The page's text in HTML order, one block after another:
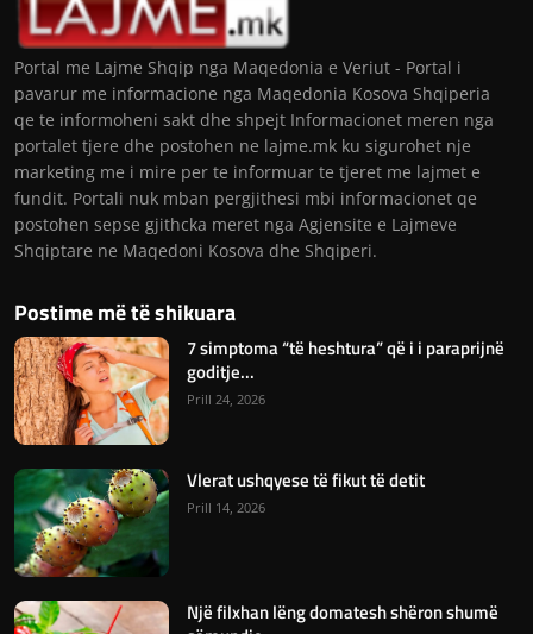
Portal me Lajme Shqip nga Maqedonia e Veriut - Portal i
pavarur me informacione nga Maqedonia Kosova Shqiperia
qe te informoheni sakt dhe shpejt Informacionet meren nga
portalet tjere dhe postohen ne lajme.mk ku sigurohet nje
marketing me i mire per te informuar te tjeret me lajmet e
fundit. Portali nuk mban pergjithesi mbi informacionet qe
postohen sepse gjithcka meret nga Agjensite e Lajmeve
Shqiptare ne Maqedoni Kosova dhe Shqiperi.
Postime më të shikuara
7 simptoma “të heshtura” që i i paraprijnë
goditje...
Prill 24, 2026
Vlerat ushqyese të fikut të detit
Prill 14, 2026
Një filxhan lëng domatesh shëron shumë